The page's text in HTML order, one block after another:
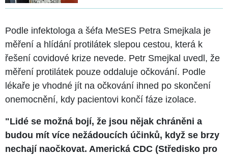
Podle infektologa a šéfa MeSES Petra Smejkala je
měření a hlídání protilátek slepou cestou, která k
řešení covidové krize nevede. Petr Smejkal uvedl, že
měření protilátek pouze oddaluje očkování. Podle
lékaře je vhodné jít na očkování ihned po skončení
onemocnění, kdy pacientovi končí fáze izolace.
"Lidé se možná bojí, že jsou nějak chráněni a
budou mít více nežádoucích účinků, když se brzy
nechají naočkovat. Americká CDC (Středisko pro